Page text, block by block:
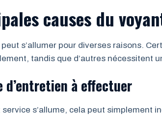
causes du
s’allumer pour diverses raisons.
tandis que d’autres nécessitent
d’entretien à effectuer
s’allume, cela peut simplement